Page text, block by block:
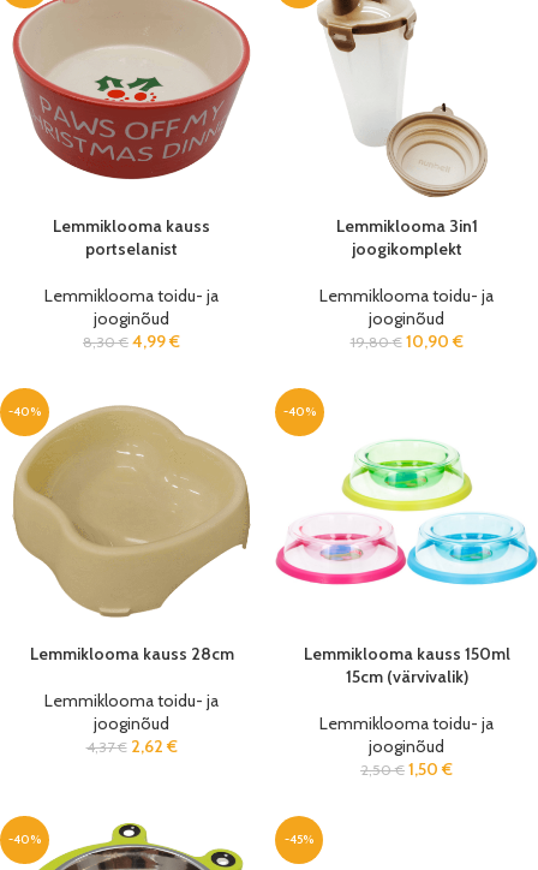
Lemmiklooma kauss
portselanist
Lemmiklooma toidu- ja
jooginõud
8,30€ 4,99€
Lemmiklooma 3in1
joogikomplekt
Lemmiklooma toidu- ja
jooginõud
19,80€ 10,90 €
-40%
Lemmiklooma kauss 28cm
Lemmiklooma toidu- ja
jooginõud
4,37€ 2,62 €
-40%
Lemmiklooma kauss 150ml
15cm (värvivalik)
Lemmiklooma toidu- ja
jooginõud
2,50€ 1,50 €
-40% -45%